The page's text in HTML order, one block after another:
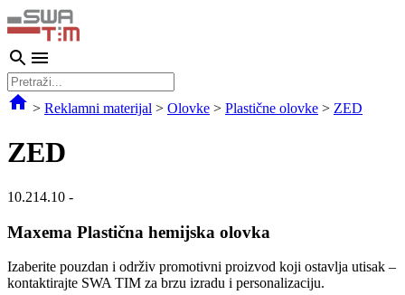
> Reklamni materijal > Olovke > Plastične olovke > ZED
ZED
10.214.10 -
Maxema Plastična hemijska olovka
Izaberite pouzdan i održiv promotivni proizvod koji ostavlja utisak –
kontaktirajte SWA TIM za brzu izradu i personalizaciju.